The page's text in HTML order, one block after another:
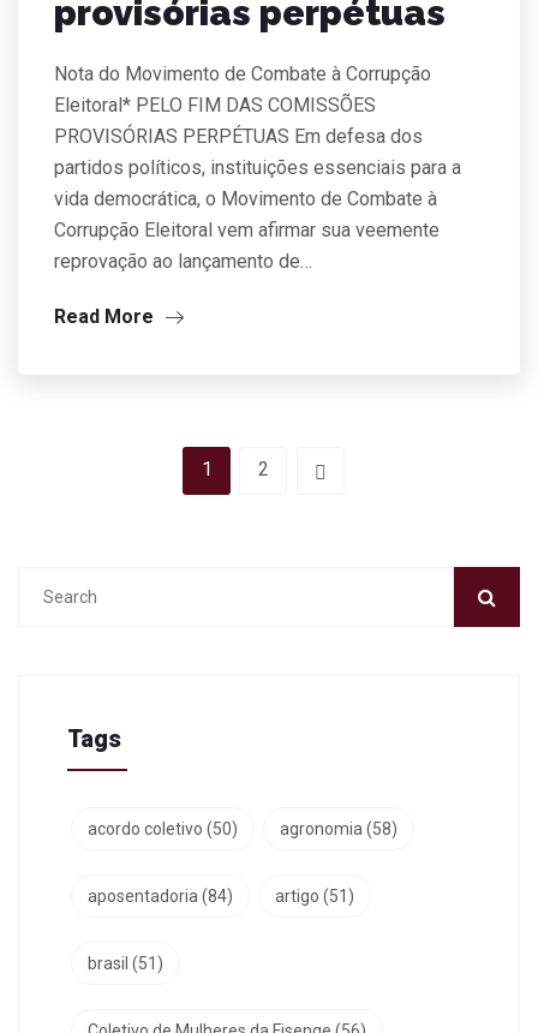
provisórias perpétuas
Nota do Movimento de Combate à Corrupção
Eleitoral* PELO FIM DAS COMISSÕES
PROVISÓRIAS PERPÉTUAS Em defesa dos
partidos políticos, instituições essenciais para a
vida democrática, o Movimento de Combate à
Corrupção Eleitoral vem afirmar sua veemente
reprovação ao lançamento de…
Read More
1 2
Tags
acordo coletivo (50) agronomia (58)
aposentadoria (84) artigo (51)
brasil (51)